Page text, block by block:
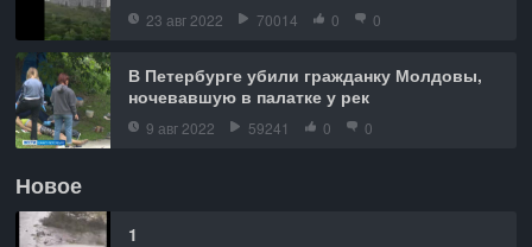
23 авг 2022 70014 0 0
В Петербурге убили гражданку Молдовы,
ночевавшую в палатке у рек
9 авг 2022 59241 0 0
Новое
1